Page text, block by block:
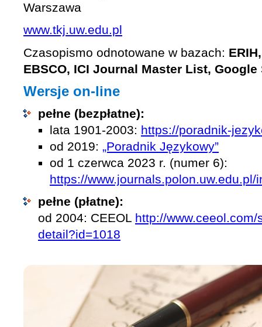
Warszawa
www.tkj.uw.edu.pl
Czasopismo odnotowane w bazach:
EBSCO, ICI Journal Master List, Google
Wersje on-line
pełne (bezpłatne):
lata 1901-2003: https://poradnik-
od 2019: „Poradnik Językowy”
od 1 czerwca 2023 r. (numer 6):
https://www.journals.polon.uw.edu.pl/
pełne (płatne):
od 2004: CEEOL http://
detail?id=1018